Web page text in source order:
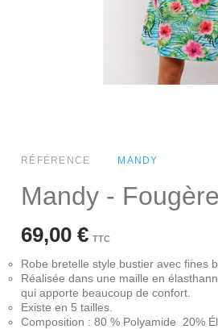
RÉFÉRENCE MANDY
Mandy - Fougère
69,00 € TTC
Robe bretelle style bustier avec fines
Réalisée dans une maille en
qui apporte beaucoup de confort.
Existe en 5 tailles.
Composition : 80 % Polyamide 20%